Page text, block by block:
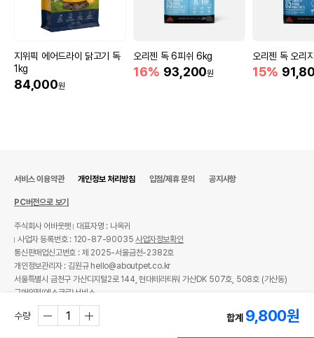
지위픽 에어드라이 닭고기 독
1kg
84,000원
오리젠 독 6피쉬 6kg
16% 93,200원
오리젠 독 오리
15%
수량 합계 9,800원
서비스 이용약관 개인정보 처리방침 입점/제휴 문의 공지사항
PC버전으로 보기
주식회사 어바웃펫
대표자명 : 나옥귀
사업자 등록번호 : 120-87-90035사업자정보확인
통신판매업신고번호 : 제 2025-서울금천-2382호
개인정보관리자 : 김원규 hello@aboutpet.co.kr
서울특별시 금천구 가산디지털2로 144, 현대테라타워 가산DK 507호, 508호 (가산동)
구매안전(에스크로)서비스
© copyright (c) www.aboutpet.co.kr all rights reserved.